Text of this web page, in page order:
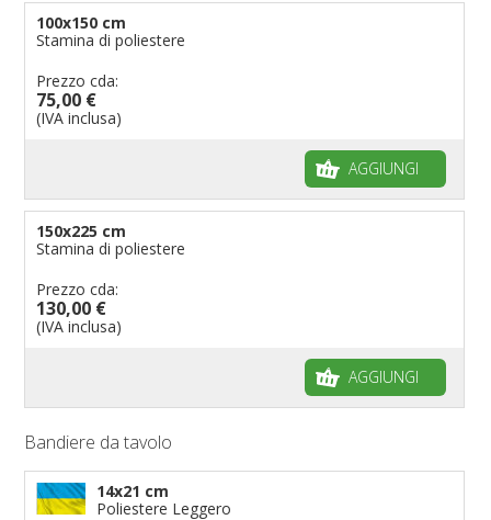
100x150 cm
Stamina di poliestere
Prezzo cda:
75,00 €
(IVA inclusa)
AGGIUNGI
150x225 cm
Stamina di poliestere
Prezzo cda:
130,00 €
(IVA inclusa)
AGGIUNGI
Bandiere da tavolo
14x21 cm
Poliestere Leggero